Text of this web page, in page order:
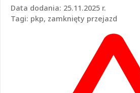
Data dodania: 25.11.2025 r.
Tagi: pkp, zamknięty przejazd